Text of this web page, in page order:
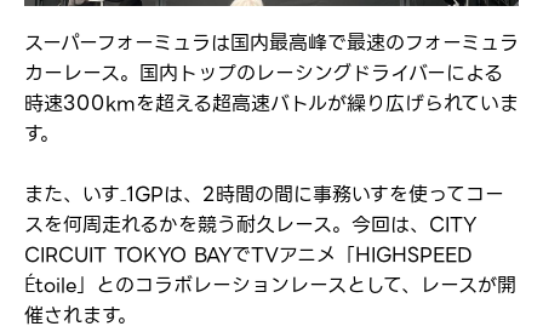
スーパーフォーミュラは国内最高峰で最速のフォーミュラ
カーレース。国内トップのレーシングドライバーによる
時速300kmを超える超高速バトルが繰り広げられていま
す。
また、いす₋1GPは、2時間の間に事務いすを使ってコー
スを何周走れるかを競う耐久レース。今回は、CITY
CIRCUIT TOKYO BAYでTVアニメ「HIGHSPEED
Étoile」とのコラボレーションレースとして、レースが開
催されます。